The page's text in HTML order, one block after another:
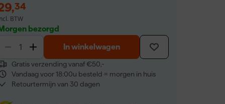
,34
BTW
bezorgd
In winkelwagen
Gratis verzending vanaf €50,-
Vandaag voor 18:00u besteld = morgen in huis
Retourtermijn van 30 dagen